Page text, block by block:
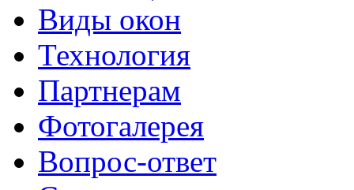
Виды окон
Технология
Партнерам
Фотогалерея
Вопрос-ответ